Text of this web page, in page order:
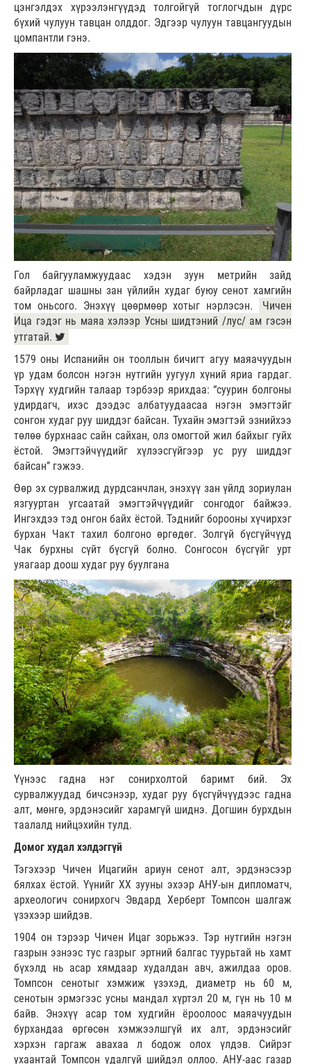
цэнгэлдэх хүрээлэнгүүдэд толгойгүй тоглогчдын дүрс
бүхий чулуун тавцан олддог. Эдгээр чулуун тавцангуудын
цомпантли гэнэ.
Гол байгууламжуудаас хэдэн зуун метрийн зайд
байрладаг шашны зан үйлийн худаг буюу сенот хамгийн
том оньсого. Энэхүү цөөрмөөр хотыг нэрлэсэн.
Чичен
Ица гэдэг нь маяа хэлээр Усны шидтэний /лус/ ам гэсэн
утгатай.
1579 оны Испанийн он тооллын бичигт агуу маяачуудын
үр удам болсон нэгэн нутгийн уугуул хүний яриа гардаг.
Тэрхүү худгийн талаар тэрбээр ярихдаа: “суурин болгоны
удирдагч, ихэс дээдэс албатуудаасаа нэгэн эмэгтэйг
сонгон худаг руу шиддэг байсан. Тухайн эмэгтэй эзнийхээ
төлөө бурхнаас сайн сайхан, олз омогтой жил байхыг гуйх
ёстой. Эмэгтэйчүүдийг хүлээсгүйгээр ус руу шиддэг
байсан” гэжээ.
Өөр эх сурвалжид дурдсанчлан, энэхүү зан үйлд зориулан
язгууртан угсаатай эмэгтэйчүүдийг сонгодог байжээ.
Ингэхдээ тэд онгон байх ёстой. Тэднийг борооны хүчирхэг
бурхан Чакт тахил болгоно өргөдөг. Золгүй бүсгүйчүүд
Чак бурхны сүйт бүсгүй болно. Сонгосон бүсгүйг урт
уяагаар доош худаг руу буулгана
Үүнээс гадна нэг сонирхолтой баримт бий. Эх
сурвалжуудад бичсэнээр, худаг руу бүсгүйчүүдээс гадна
алт, мөнгө, эрдэнэсийг харамгүй шиднэ. Догшин бурхдын
таалалд нийцэхийн тулд.
Домог худал хэлдэггүй
Тэгэхээр Чичен Ицагийн ариун сенот алт, эрдэнэсээр
бялхах ёстой. Үүнийг ХХ зууны эхээр АНУ-ын дипломатч,
археологич сонирхогч Эвдард Херберт Томпсон шалгаж
үзэхээр шийдэв.
1904 он тэрээр Чичен Ицаг зорьжээ. Тэр нутгийн нэгэн
газрын эзнээс тус газрыг эртний балгас туурьтай нь хамт
бүхэлд нь асар хямдаар худалдан авч, ажилдаа оров.
Томпсон сенотыг хэмжиж үзэхэд, диаметр нь 60 м,
сенотын эрмэгээс усны мандал хүртэл 20 м, гүн нь 10 м
байв. Энэхүү асар том худгийн ёроолоос маяачуудын
бурхандаа өргөсөн хэмжээлшгүй их алт, эрдэнэсийг
хэрхэн гаргаж авахаа л бодож олох үлдэв. Сийрэг
ухаантай Томпсон удалгүй шийдэл оллоо. АНУ-аас газар